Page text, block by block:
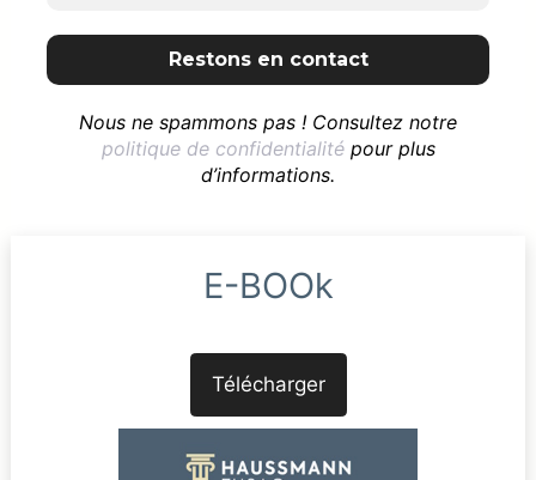
Nous ne spammons pas ! Consultez notre
politique de confidentialitépour plus
d’informations.
E-BOOk
Télécharger